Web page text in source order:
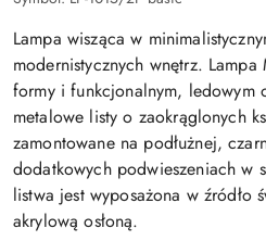
Lampa wisząca w
modernistycznych wnętrz.
formy i funkcjonalnym, ledowym
metalowe listy o zaokrąglonych
zamontowane na podłużnej,
dodatkowych podwieszeniach w
listwa jest wyposażona w źródło
akrylową osłoną.